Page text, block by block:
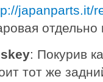
japanparts.it/
отдельно
: Покурив
тот же